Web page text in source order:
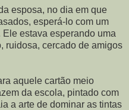
esposa, no dia em que
esperá-lo com um
estava esperando uma
ruidosa, cercado de amigos
aquele cartão meio
da escola, pintado com
a arte de dominar as tintas